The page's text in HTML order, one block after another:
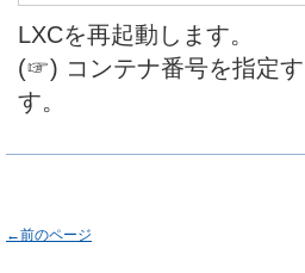
LXCを再起動します。
(☞) コンテナ番号を指定
す。
←前のページ